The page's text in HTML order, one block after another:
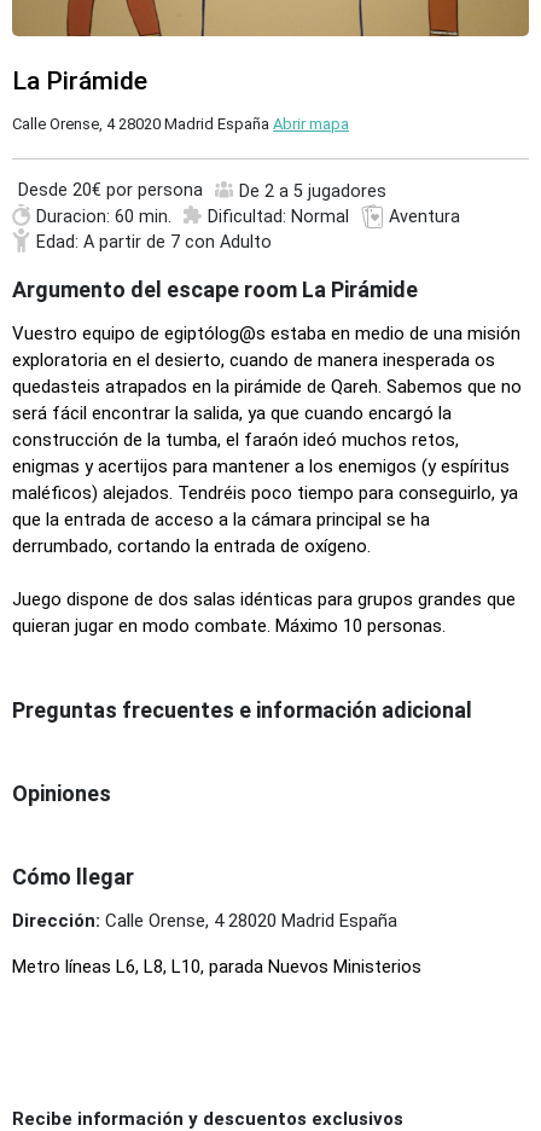
La Pirámide
Calle Orense, 4 28020 Madrid España Abrir mapa
Desde 20€ por persona
De 2 a 5 jugadores
Duracion: 60 min.
Dificultad: Normal
Aventura
Edad: A partir de 7 con Adulto
Argumento del escape room La Pirámide
Vuestro equipo de egiptólog@s estaba en medio de una misión
exploratoria en el desierto, cuando de manera inesperada os
quedasteis atrapados en la pirámide de Qareh. Sabemos que no
será fácil encontrar la salida, ya que cuando encargó la
construcción de la tumba, el faraón ideó muchos retos,
enigmas y acertijos para mantener a los enemigos (y espíritus
maléficos) alejados. Tendréis poco tiempo para conseguirlo, ya
que la entrada de acceso a la cámara principal se ha
derrumbado, cortando la entrada de oxígeno.
Juego dispone de dos salas idénticas para grupos grandes que
quieran jugar en modo combate. Máximo 10 personas.
Preguntas frecuentes e información adicional
Opiniones
Cómo llegar
Dirección: Calle Orense, 4 28020 Madrid España
Metro líneas L6, L8, L10, parada Nuevos Ministerios
Recibe información y descuentos exclusivos